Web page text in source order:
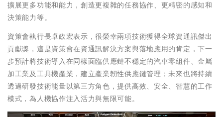
擴展更多功能和能力，創造更複雜的任務協作、更精密的感知和
決策能力等。
資策會執行長卓政宏表示，很榮幸兩項技術獲得全球資通訊傑出
貢獻獎，這是資策會在資通訊解決方案與落地應用的肯定，下一
步預計將技術導入在同樣面臨供應鏈不穩定的汽車零組件、金屬
加工業及工具機產業，建立產業韌性供應鏈管理；未來也將持續
透過研發技術能量以第三方角色，提供高效、安全、智慧的工作
模式，為人機協作注入活力與無限可能。